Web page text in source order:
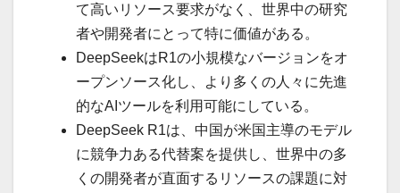
て高いリソース要求がなく、世界中の研究
者や開発者にとって特に価値がある。
DeepSeekはR1の小規模なバージョンをオ
ープンソース化し、より多くの人々に先進
的なAIツールを利用可能にしている。
DeepSeek R1は、中国が米国主導のモデル
に競争力ある代替案を提供し、世界中の多
くの開発者が直面するリソースの課題に対